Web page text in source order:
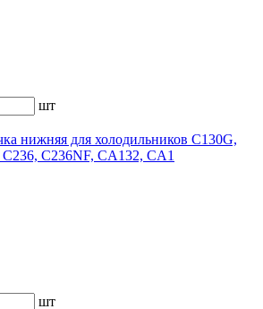
шт
нижняя для холодильников C130G,
C236NF, CA132, CA1
шт